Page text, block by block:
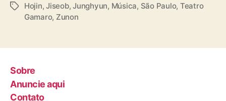
T
Hojin,Jiseob,Junghyun, Música, São Paulo, Teatro
Gamaro, Zunon
Sobre
Anuncie aqui
Contato